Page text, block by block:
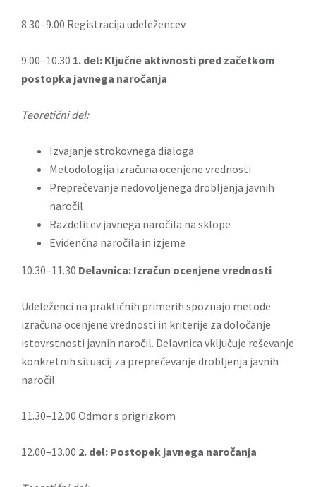
8.30–9.00 Registracija udeležencev
9.00–10.30 1. del: Ključne aktivnosti pred začetkom
postopka javnega naročanja
Teoretični del:
Izvajanje strokovnega dialoga
Metodologija izračuna ocenjene vrednosti
Preprečevanje nedovoljenega drobljenja javnih
naročil
Razdelitev javnega naročila na sklope
Evidenčna naročila in izjeme
10.30–11.30 Delavnica: Izračun ocenjene vrednosti
Udeleženci na praktičnih primerih spoznajo metode
izračuna ocenjene vrednosti in kriterije za določanje
istovrstnosti javnih naročil. Delavnica vključuje reševanje
konkretnih situacij za preprečevanje drobljenja javnih
naročil.
11.30–12.00 Odmor s prigrizkom
12.00–13.00 2. del: Postopek javnega naročanja